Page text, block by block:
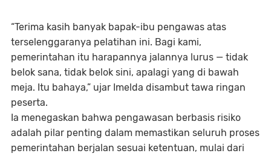
“Terima kasih banyak bapak-ibu pengawas atas
terselenggaranya pelatihan ini. Bagi kami,
pemerintahan itu harapannya jalannya lurus — tidak
belok sana, tidak belok sini, apalagi yang di bawah
meja. Itu bahaya,” ujar Imelda disambut tawa ringan
peserta.
Ia menegaskan bahwa pengawasan berbasis risiko
adalah pilar penting dalam memastikan seluruh proses
pemerintahan berjalan sesuai ketentuan, mulai dari